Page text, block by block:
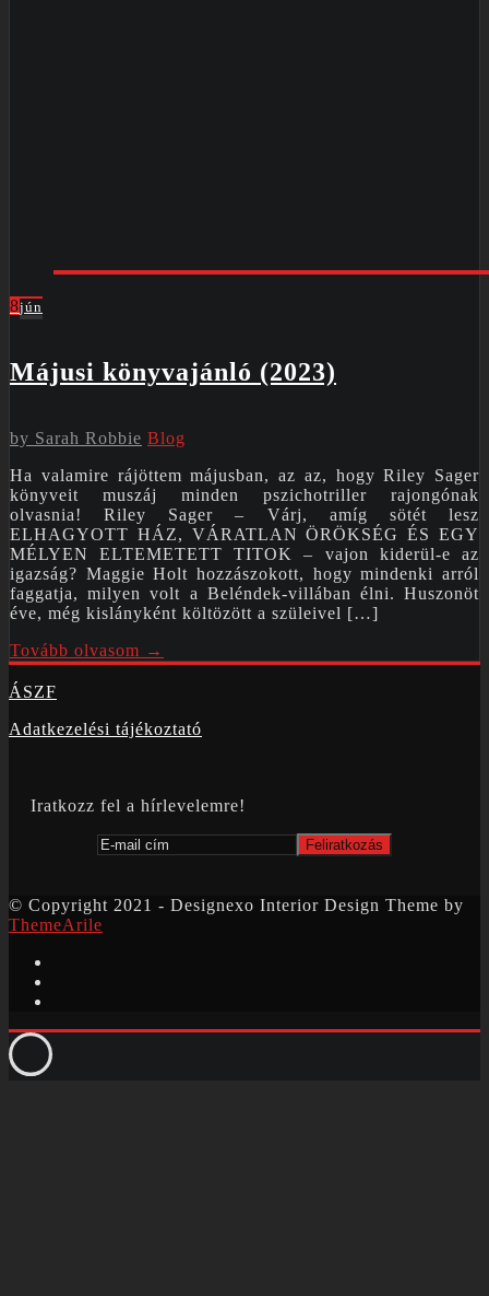
8jún
Májusi könyvajánló (2023)
by Sarah Robbie Blog
Ha valamire rájöttem májusban, az az, hogy Riley Sager
könyveit muszáj minden pszichotriller rajongónak
olvasnia! Riley Sager – Várj, amíg sötét lesz
ELHAGYOTT HÁZ, VÁRATLAN ÖRÖKSÉG ÉS EGY
MÉLYEN ELTEMETETT TITOK – vajon kiderül-e az
igazság? Maggie Holt hozzászokott, hogy mindenki arról
faggatja, milyen volt a Beléndek-villában élni. Huszonöt
éve, még kislányként költözött a szüleivel […]
Tovább olvasom →
ÁSZF
Adatkezelési tájékoztató
Iratkozz fel a hírlevelemre!
© Copyright 2021 - Designexo Interior Design Theme by
ThemeArile